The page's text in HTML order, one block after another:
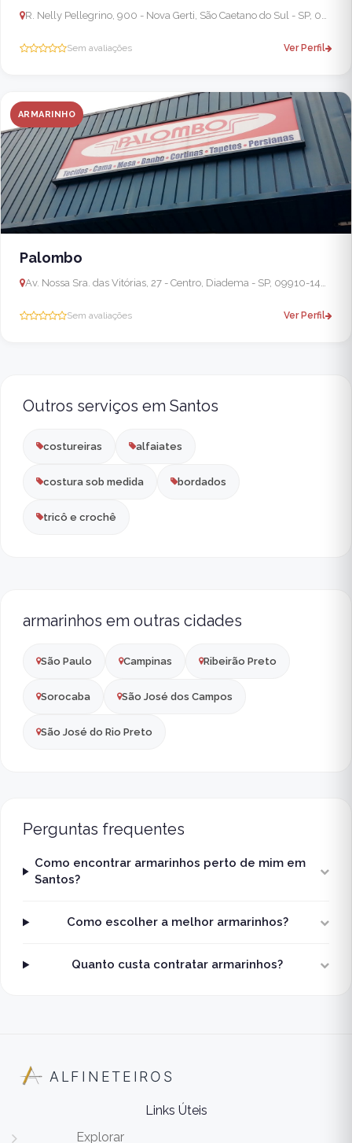
R. Nelly Pellegrino, 900 - Nova Gerti, São Caetano do Sul - SP, 09580-140, Brasil
Sem avaliações Ver Perfil
ARMARINHO
Palombo
Av. Nossa Sra. das Vitórias, 27 - Centro, Diadema - SP, 09910-140, Brasil
Sem avaliações Ver Perfil
Outros serviços em Santos
costureiras alfaiates
costura sob medida bordados
tricô e crochê
armarinhos em outras cidades
São Paulo Campinas Ribeirão Preto
Sorocaba São José dos Campos
São José do Rio Preto
Perguntas frequentes
Como encontrar armarinhos perto de mim em
Santos?
Como escolher a melhor armarinhos?
Quanto custa contratar armarinhos?
ALFINETEIROS
Links Úteis
Explorar